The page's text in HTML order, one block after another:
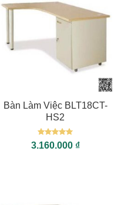
Bàn Làm Việc BLT18CT-
HS2
Được xếp
hạng55
3.160.000 ₫